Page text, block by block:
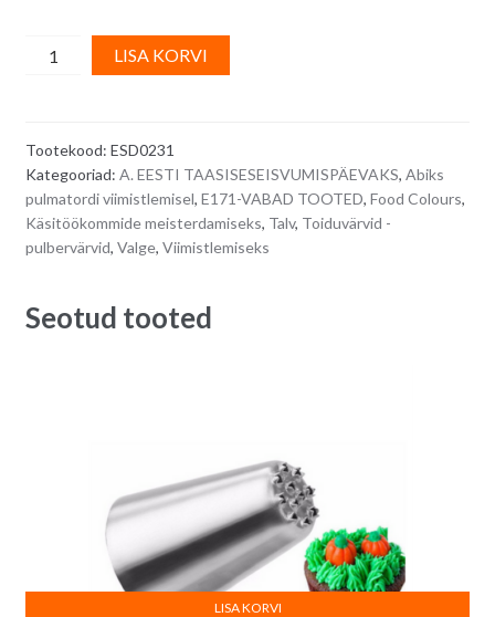
Valge
COLOUR
POWDER
-
8
LISA KORVI
t
Tootekood: ESD0231
Kategooriad: A. EESTI TAASISESEISVUMISPÄEVAKS, Abiks
pulmatordi viimistlemisel, E171-VABAD TOOTED, Food Colours,
Käsitöökommide meisterdamiseks, Talv, Toiduvärvid -
pulbervärvid, Valge, Viimistlemiseks
Seotud tooted
LISA KORVI